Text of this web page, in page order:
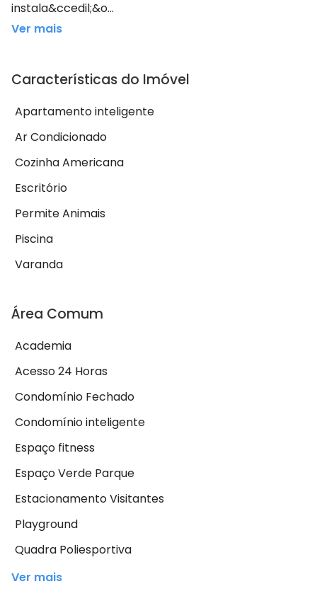
instala&ccedil;&o...
Ver mais
Características do Imóvel
Apartamento inteligente
Ar Condicionado
Cozinha Americana
Escritório
Permite Animais
Piscina
Varanda
Área Comum
Academia
Acesso 24 Horas
Condomínio Fechado
Condomínio inteligente
Espaço fitness
Espaço Verde Parque
Estacionamento Visitantes
Playground
Quadra Poliesportiva
Ver mais